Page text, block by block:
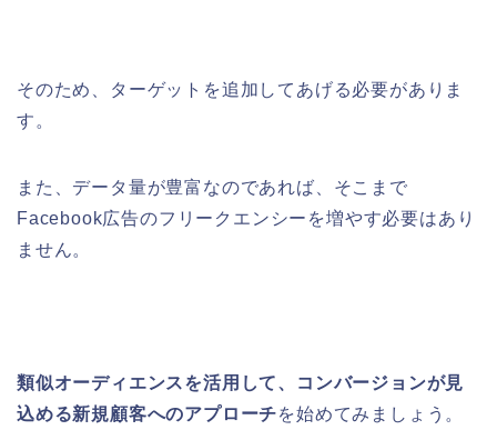
そのため、ターゲットを追加してあげる必要がありま
す。
また、データ量が豊富なのであれば、そこまで
Facebook広告のフリークエンシーを増やす必要はあり
ません。
類似オーディエンスを活用して、コンバージョンが見
込める新規顧客へのアプローチを始めてみましょう。